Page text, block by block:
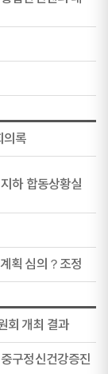
의록
지하 합동상황실
획 심의？조정
회 개최 결과
중구정신건강증진